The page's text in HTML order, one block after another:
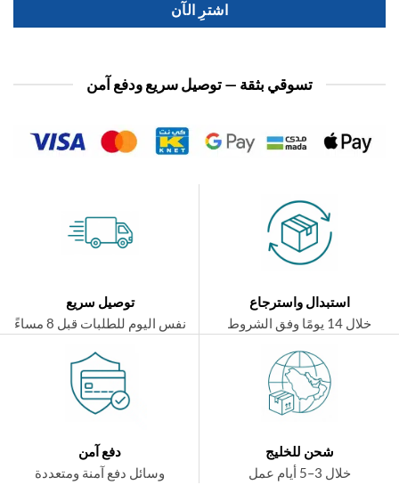
اشترِ الآن
تسوقي بثقة — توصيل سريع ودفع آمن
استبدال واسترجاع
توصيل سريع
نفس اليوم للطلبات قبل 8 مساءً
شحن للخليج
دفع آمن
وسائل دفع آمنة ومتعددة